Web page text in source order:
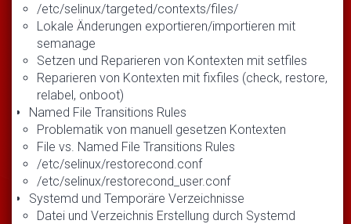
/etc/selinux/targeted/contexts/files/
Lokale Änderungen exportieren/importieren mit
semanage
Setzen und Reparieren von Kontexten mit setfiles
Reparieren von Kontexten mit fixfiles (check, restore,
relabel, onboot)
Named File Transitions Rules
Problematik von manuell gesetzen Kontexten
File vs. Named File Transitions Rules
/etc/selinux/restorecond.conf
/etc/selinux/restorecond_user.conf
Systemd und Temporäre Verzeichnisse
Datei und Verzeichnis Erstellung durch Systemd